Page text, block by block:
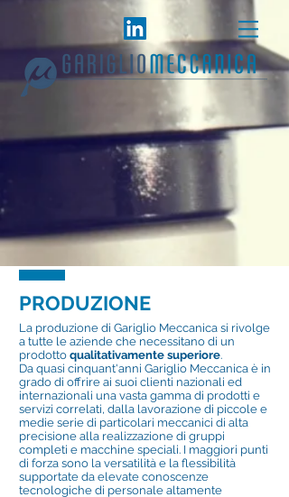
PRODUZIONE
La produzione di Gariglio Meccanica si rivolge
a tutte le aziende che necessitano di un
prodotto qualitativamente superiore.
Da quasi cinquant'anni Gariglio Meccanica è in
grado di offrire ai suoi clienti nazionali ed
internazionali una vasta gamma di prodotti e
servizi correlati, dalla lavorazione di piccole e
medie serie di particolari meccanici di alta
precisione alla realizzazione di gruppi
completi e macchine speciali. I maggiori punti
di forza sono la versatilità e la flessibilità
supportate da elevate conoscenze
tecnologiche di personale altamente